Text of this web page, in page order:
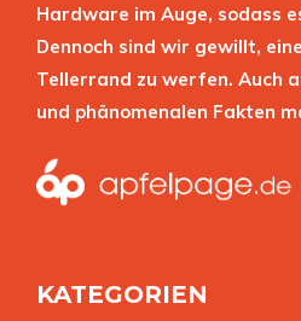
Hardware im Auge, sodass
Dennoch sind wir gewillt,
Tellerrand zu werfen. Auch
und phänomenalen Fakten
KATEGORIEN